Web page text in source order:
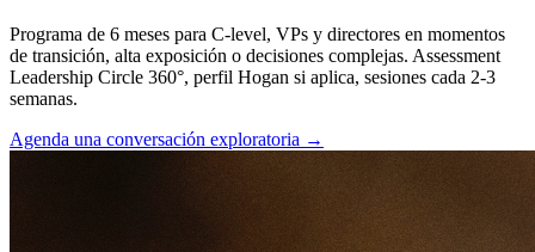
Programa de 6 meses para C-level, VPs y directores en momentos
de transición, alta exposición o decisiones complejas. Assessment
Leadership Circle 360°, perfil Hogan si aplica, sesiones cada 2-3
semanas.
Agenda una conversación exploratoria →